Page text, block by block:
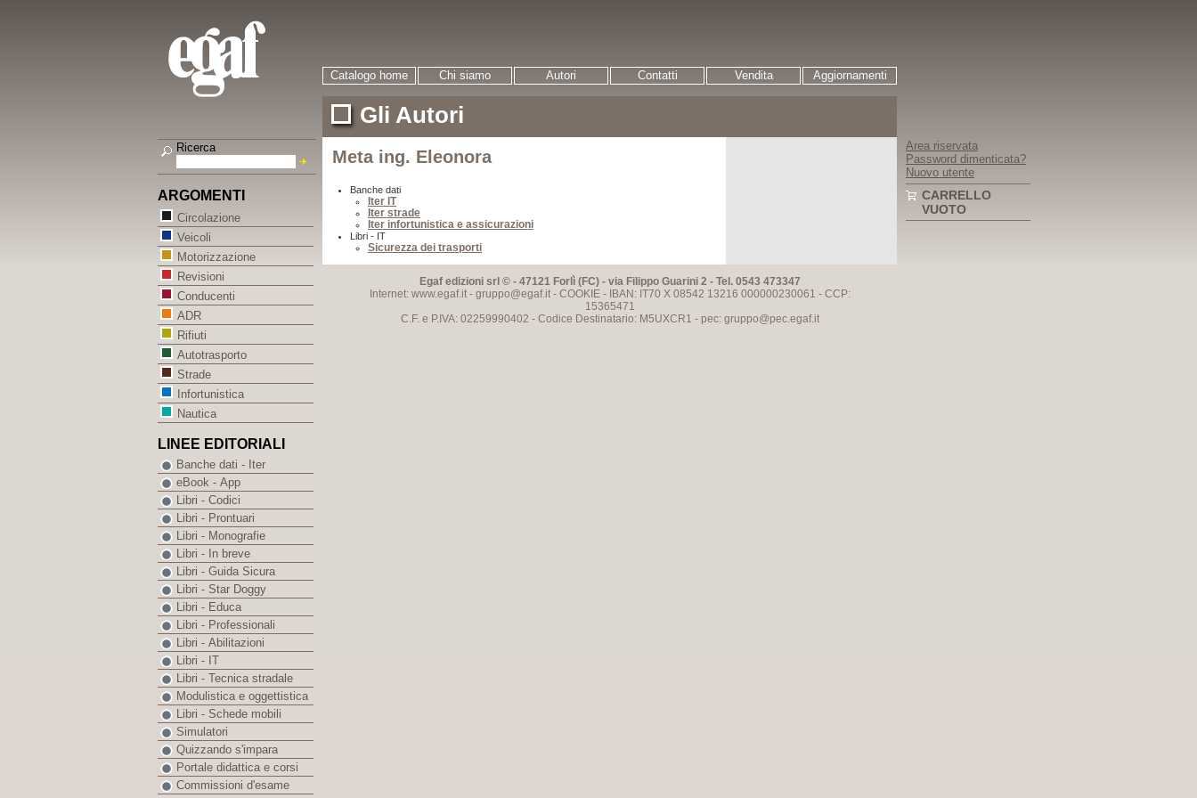
Catalogo home Chi siamo Autori Contatti Vendita Aggiornamenti
Gli Autori
Meta ing. Eleonora
Banche dati
Iter IT
Iter strade
Iter infortunistica e assicurazioni
Libri - IT
Sicurezza dei trasporti
Egaf edizioni srl © - 47121 Forlì (FC) - via Filippo Guarini 2 - Tel. 0543 473347
Internet: www.egaf.it - gruppo@egaf.it- COOKIE- IBAN: IT70 X 08542 13216 000000230061 - CCP:
15365471
C.F. e P.IVA: 02259990402 - Codice Destinatario: M5UXCR1 - pec: gruppo@pec.egaf.it
Ricerca
ARGOMENTI
Circolazione
Veicoli
Motorizzazione
Revisioni
Conducenti
ADR
Rifiuti
Autotrasporto
Strade
Infortunistica
Nautica
LINEE EDITORIALI
Banche dati - Iter
eBook - App
Libri - Codici
Libri - Prontuari
Libri - Monografie
Libri - In breve
Libri - Guida Sicura
Libri - Star Doggy
Libri - Educa
Libri - Professionali
Libri - Abilitazioni
Libri - IT
Libri - Tecnica stradale
Modulistica e oggettistica
Libri - Schede mobili
Simulatori
Quizzando s'impara
Portale didattica e corsi
Commissioni d'esame
Area riservata
Password dimenticata?
Nuovo utente
CARRELLO
VUOTO